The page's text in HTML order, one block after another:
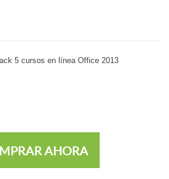
5 cursos en línea Office 2013
AHORA